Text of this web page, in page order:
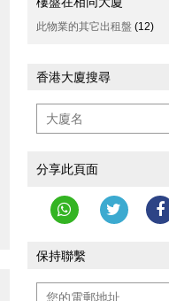
此物業的其它出租盤 (12)
香港大廈搜尋
分享此頁面
保持聯繫